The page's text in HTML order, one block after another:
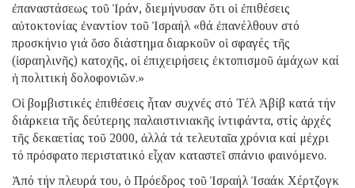
ἐπαναστάσεως τοῦ Ἰράν, διεμήνυσαν ὅτι οἱ ἐπιθέσεις
αὐτοκτονίας ἐναντίον τοῦ Ἰσραήλ «θά ἐπανέλθουν στό
προσκήνιο γιά ὅσο διάστημα διαρκοῦν οἱ σφαγές τῆς
(ἰσραηλινῆς) κατοχῆς, οἱ ἐπιχειρήσεις ἐκτοπισμοῦ ἀμάχων καί
ἡ πολιτική δολοφονιῶν.»
Οἱ βομβιστικές ἐπιθέσεις ἦταν συχνές στό Τέλ Ἀβίβ κατά τήν
διάρκεια τῆς δεύτερης παλαιστινιακῆς ἰντιφάντα, στίς ἀρχές
τῆς δεκαετίας τοῦ 2000, ἀλλά τά τελευταῖα χρόνια καί μέχρι
τό πρόσφατο περιστατικό εἶχαν καταστεῖ σπάνιο φαινόμενο.
Ἀπό τήν πλευρά του, ὁ Πρόεδρος τοῦ Ἰσραήλ Ἰσαάκ Χέρτζογκ